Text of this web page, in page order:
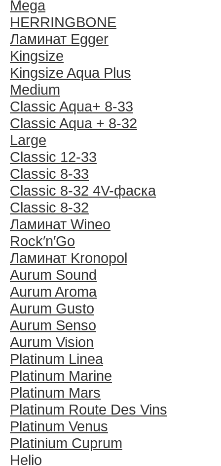
Mega
HERRINGBONE
Ламинат Egger
Kingsize
Kingsize Aqua Plus
Medium
Classic Aqua+ 8-33
Classic Aqua + 8-32
Large
Classic 12-33
Classic 8-33
Classic 8-32 4V-фаска
Classic 8-32
Ламинат Wineo
Rock′n′Go
Ламинат Kronopol
Aurum Sound
Aurum Aroma
Aurum Gusto
Aurum Senso
Aurum Vision
Platinum Linea
Platinum Marine
Platinum Mars
Platinum Route Des Vins
Platinum Venus
Platinium Cuprum
Helio